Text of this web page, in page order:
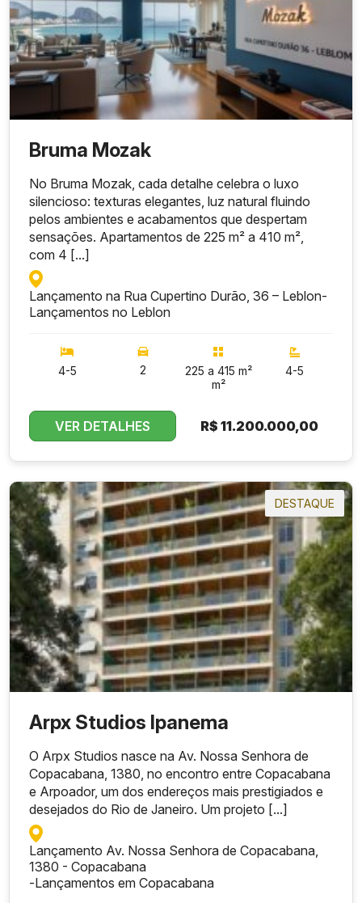
Bruma Mozak
No Bruma Mozak, cada detalhe celebra o luxo
silencioso: texturas elegantes, luz natural fluindo
pelos ambientes e acabamentos que despertam
sensações. Apartamentos de 225 m² a 410 m²,
com 4 [...]
Lançamento na Rua Cupertino Durão, 36 – Leblon-
Lançamentos no Leblon
4-5 2
225 a 415 m²
m²
4-5
VER DETALHES R$ 11.200.000,00
DESTAQUE
Arpx Studios Ipanema
O Arpx Studios nasce na Av. Nossa Senhora de
Copacabana, 1380, no encontro entre Copacabana
e Arpoador, um dos endereços mais prestigiados e
desejados do Rio de Janeiro. Um projeto [...]
Lançamento Av. Nossa Senhora de Copacabana,
1380 - Copacabana
-Lançamentos em Copacabana